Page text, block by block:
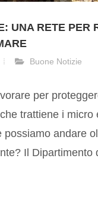
UNA RETE PER
Buone Notizie
per
trattiene i micro
andare
Il Dipartimento